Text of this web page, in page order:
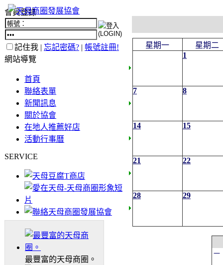
會員登錄
記住我 | 忘記密碼? | 帳號註冊!
網站導覽
首頁
聯絡表單
新聞訊息
關於協會
在地人推薦好店
活動行事曆
SERVICE
最豐富的天母商圈。
星期一
星期二
1
7 8
14 15
21 22
28 29
一